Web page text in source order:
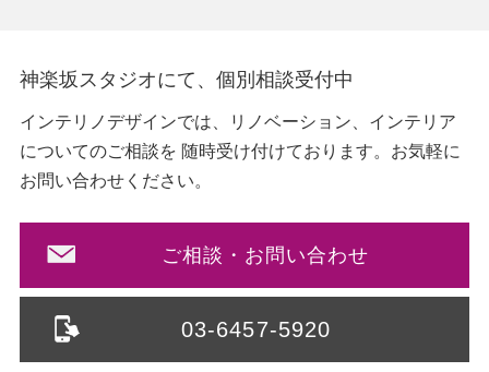
神楽坂スタジオにて、個別相談受付中
インテリノデザインでは、リノベーション、インテリア
についてのご相談を 随時受け付けております。お気軽に
お問い合わせください。
ご相談・お問い合わせ
03-6457-5920